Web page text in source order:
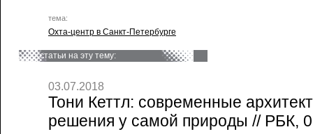
тема:
Охта-центр в Санкт-Петербурге
статьи на эту тему:
03.07.2018
Тони Кеттл: современные
решения у самой природы // РБК,